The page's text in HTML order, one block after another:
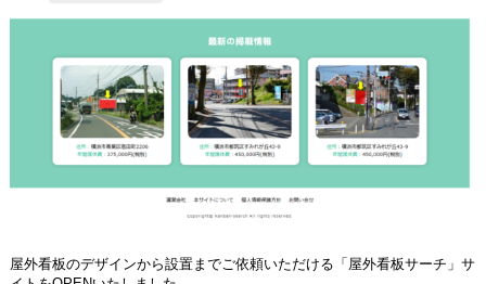
屋外看板のデザインから設置までご依頼いただける「屋外看板サーチ」サ